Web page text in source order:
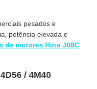
pesados e
potência elevada e
de motores Hino J08C
/ 4M40